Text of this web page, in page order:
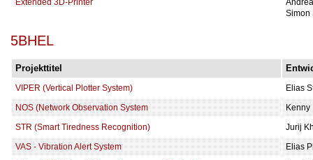
Simon
5BHEL
Projekttitel
VIPER (Vertical Plotter System)
Elias
NOS (Network Observation System
Kenny
STR (Smart Tiredness Recognition)
Jurij
VAS - Vibration Alert System
Elias